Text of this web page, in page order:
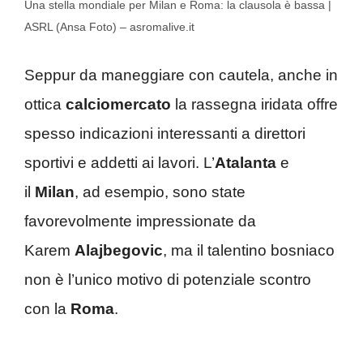
Una stella mondiale per Milan e Roma: la clausola è bassa |
ASRL (Ansa Foto) – asromalive.it
Seppur da maneggiare con cautela, anche in
ottica calciomercato la rassegna iridata offre
spesso indicazioni interessanti a direttori
sportivi e addetti ai lavori. L’Atalanta e
il Milan, ad esempio, sono state
favorevolmente impressionate da
Karem Alajbegovic, ma il talentino bosniaco
non è l’unico motivo di potenziale scontro
con la Roma.